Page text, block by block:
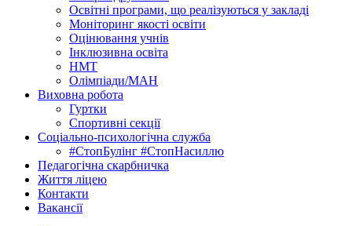
Освітні програми, що реалізуються у закладі
Моніторинг якості освіти
Оцінювання учнів
Інклюзивна освіта
НМТ
Олімпіади/МАН
Виховна робота
Гуртки
Спортивні секції
Соціально-психологічна служба
#СтопБулінг #СтопНасиллю
Педагогічна скарбничка
Життя ліцею
Контакти
Вакансії